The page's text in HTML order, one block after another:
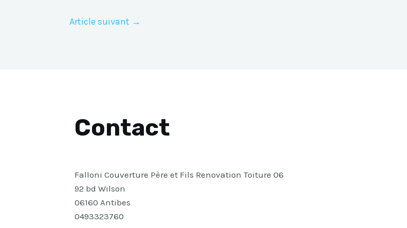
Article suivant →
Contact
Falloni Couverture Père et Fils Renovation Toiture 06
92 bd Wilson
06160 Antibes
0493323760